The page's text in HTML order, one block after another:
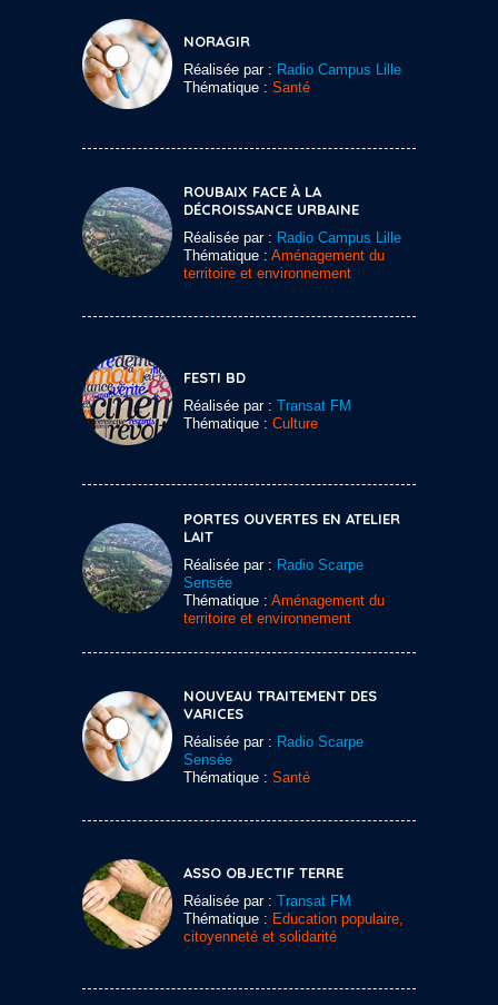
NORAGIR
Réalisée par : Radio Campus Lille
Thématique : Santé
ROUBAIX FACE À LA
DÉCROISSANCE URBAINE
Réalisée par : Radio Campus Lille
Thématique : Aménagement du
territoire et environnement
FESTI BD
Réalisée par : Transat FM
Thématique : Culture
PORTES OUVERTES EN ATELIER
LAIT
Réalisée par : Radio Scarpe
Sensée
Thématique : Aménagement du
territoire et environnement
NOUVEAU TRAITEMENT DES
VARICES
Réalisée par : Radio Scarpe
Sensée
Thématique : Santé
ASSO OBJECTIF TERRE
Réalisée par : Transat FM
Thématique : Education populaire,
citoyenneté et solidarité